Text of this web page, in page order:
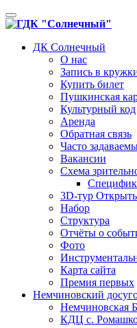
Toggle
navigation
ДК Солнечный
О нас
Запись в
Купить билет
Пушкинская
Культурный код
Аренда
Обратная связь
Часто
Вакансии
Схема
3D-тур
Набор
Структура
Отчёты о
Фото
Карта сайта
Премия первых
Немчиновский
Немчиновская
КДЦ с.